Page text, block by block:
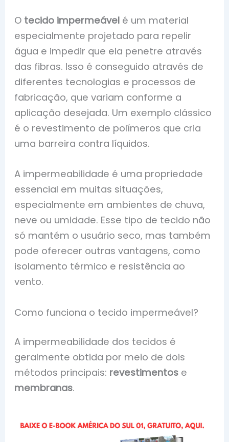
O tecido impermeável é um material
especialmente projetado para repelir
água e impedir que ela penetre através
das fibras. Isso é conseguido através de
diferentes tecnologias e processos de
fabricação, que variam conforme a
aplicação desejada. Um exemplo clássico
é o revestimento de polímeros que cria
uma barreira contra líquidos.
A impermeabilidade é uma propriedade
essencial em muitas situações,
especialmente em ambientes de chuva,
neve ou umidade. Esse tipo de tecido não
só mantém o usuário seco, mas também
pode oferecer outras vantagens, como
isolamento térmico e resistência ao
vento.
Como funciona o tecido impermeável?
A impermeabilidade dos tecidos é
geralmente obtida por meio de dois
métodos principais: revestimentos e
membranas.